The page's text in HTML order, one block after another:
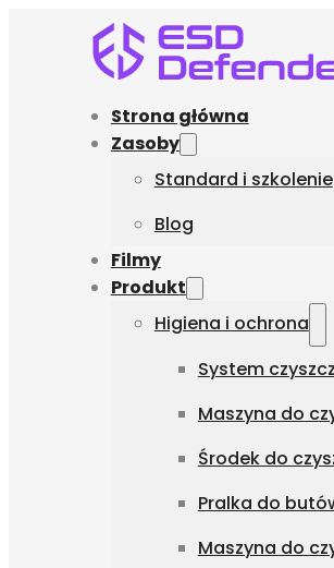
Strona główna
Zasoby
Standard i szkolenie
Blog
Filmy
Produkt
Higiena i ochrona
System
Maszyna do
Środek do
Pralka do
Maszyna do